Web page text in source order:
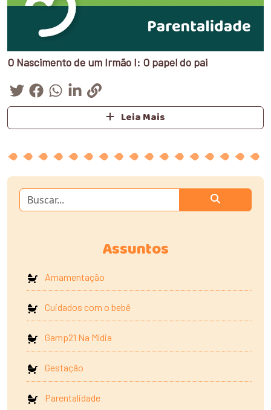
O Nascimento de um Irmão I: O papel do pai
Leia Mais
Assuntos
Amamentação
Cuidados com o bebê
Gamp21 Na Mídia
Gestação
Parentalidade